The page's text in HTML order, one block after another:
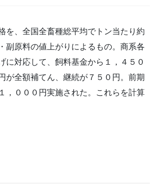
を、全国全畜種総平均でトン当たり約
副原料の値上がりによるもの。商系各
に対応して、飼料基金から１，４５０
が全額補てん、継続が７５０円。前期
，０００円実施された。これらを計算